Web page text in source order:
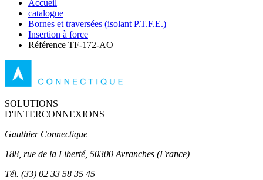
Accueil
catalogue
Bornes et traversées (isolant P.T.F.E.)
Insertion à force
Référence TF-172-AO
SOLUTIONS
D'INTERCONNEXIONS
Gauthier Connectique
188, rue de la Liberté, 50300 Avranches (France)
Tél. (33) 02 33 58 35 45